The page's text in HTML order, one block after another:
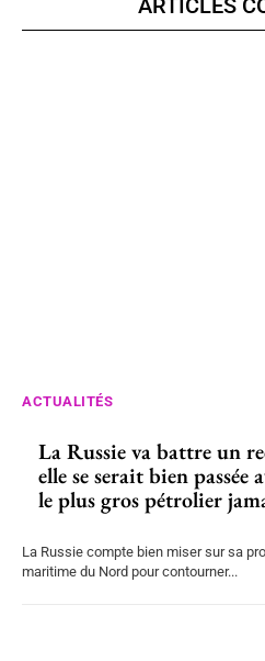
ARTICLES
ACTUALITÉS
La Russie va battre un
elle se serait bien passée
le plus gros pétrolier
La Russie compte bien miser sur sa
maritime du Nord pour contourner...